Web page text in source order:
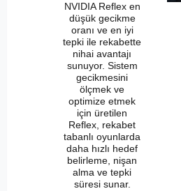
NVIDIA Reflex en
düşük gecikme
oranı ve en iyi
tepki ile rekabette
nihai avantajı
sunuyor. Sistem
gecikmesini
ölçmek ve
optimize etmek
için üretilen
Reflex, rekabet
tabanlı oyunlarda
daha hızlı hedef
belirleme, nişan
alma ve tepki
süresi sunar.